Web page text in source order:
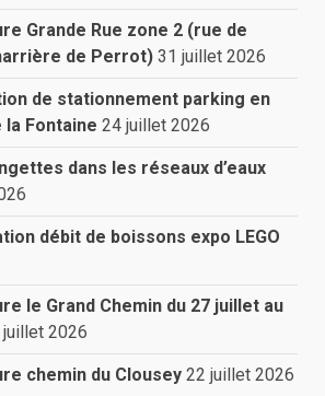
Grande Rue zone 2 (rue de
de Perrot) 31 juillet 2026
de stationnement parking en
Fontaine 24 juillet 2026
dans les réseaux d’eaux
débit de boissons expo LEGO
le Grand Chemin du 27 juillet au
2026
chemin du Clousey 22 juillet 2026